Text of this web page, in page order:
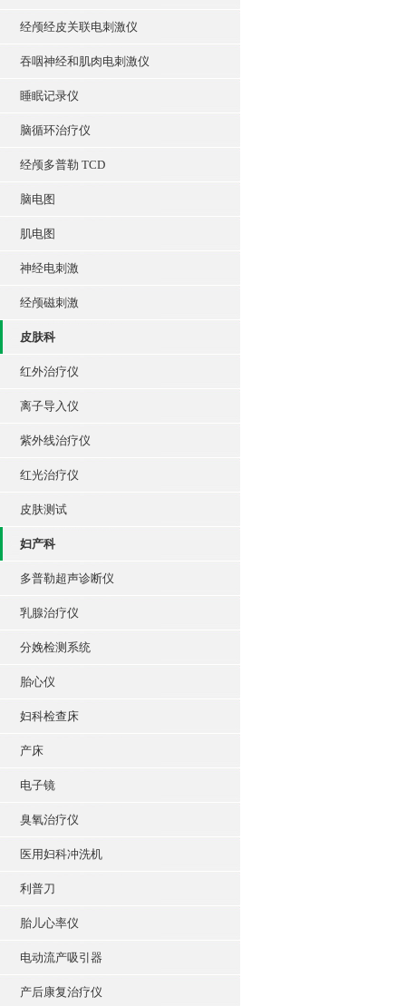
经颅经皮关联电刺激仪
吞咽神经和肌肉电刺激仪
睡眠记录仪
脑循环治疗仪
经颅多普勒 TCD
脑电图
肌电图
神经电刺激
经颅磁刺激
皮肤科
红外治疗仪
离子导入仪
紫外线治疗仪
红光治疗仪
皮肤测试
妇产科
多普勒超声诊断仪
乳腺治疗仪
分娩检测系统
胎心仪
妇科检查床
产床
电子镜
臭氧治疗仪
医用妇科冲洗机
利普刀
胎儿心率仪
电动流产吸引器
产后康复治疗仪